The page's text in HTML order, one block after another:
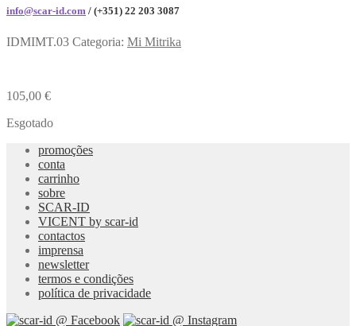
info@scar-id.com / (+351) 22 203 3087
IDMIMT.03 Categoria: Mi Mitrika
105,00 €
Esgotado
promoções
conta
carrinho
sobre
SCAR-ID
VICENT by scar-id
contactos
imprensa
newsletter
termos e condições
política de privacidade